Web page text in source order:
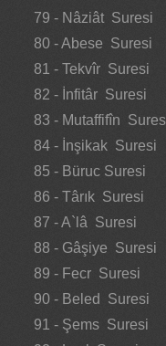
79 - Nâziât Suresi
80 - Abese Suresi
81 - Tekvîr Suresi
82 - İnfitâr Suresi
83 - Mutaffifîn
84 - İnşikak Suresi
85 - Büruc Suresi
86 - Târık Suresi
87 - A`lâ Suresi
88 - Gâşiye Suresi
89 - Fecr Suresi
90 - Beled Suresi
91 - Şems Suresi